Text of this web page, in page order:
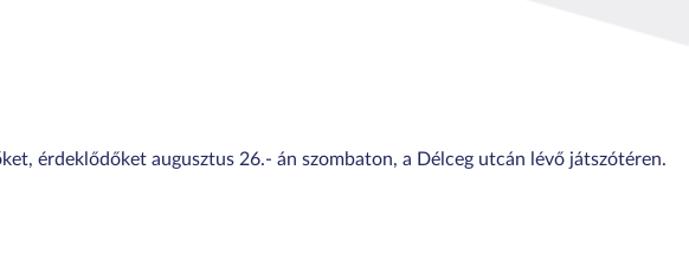
érdeklődőket augusztus 26.- án szombaton, a Délceg utcán lévő játszótéren.